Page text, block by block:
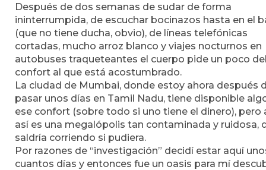
Después de dos semanas de sudar de forma
ininterrumpida, de escuchar bocinazos hasta en el
(que no tiene ducha, obvio), de líneas telefónicas
cortadas, mucho arroz blanco y viajes nocturnos en
autobuses traqueteantes el cuerpo pide un poco
confort al que está acostumbrado.
La ciudad de Mumbai, donde estoy ahora después
pasar unos días en Tamil Nadu, tiene disponible
ese confort (sobre todo si uno tiene el dinero), pero
así es una megalópolis tan contaminada y ruidosa,
saldría corriendo si pudiera.
Por razones de “investigación” decidí estar aquí
cuantos días y entonces fue un oasis para mí